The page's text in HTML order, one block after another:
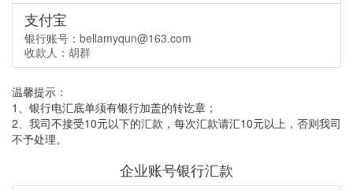
支付宝
银行账号：bellamyqun@163.com
收款人：胡群
温馨提示：
1、银行电汇底单须有银行加盖的转讫章；
2、我司不接受10元以下的汇款，每次汇款请汇10元以上，否则我司
不予处理。
企业账号银行汇款